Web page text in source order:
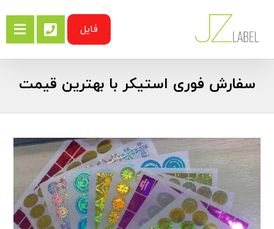
فایل
سفارش فوری استیکر با بهترین قیمت